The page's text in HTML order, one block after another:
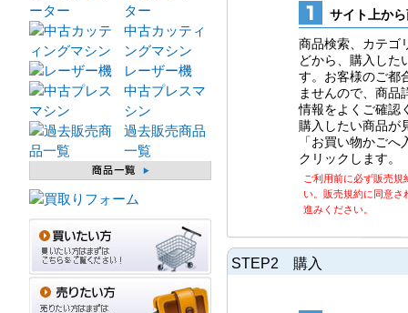
サイト上か
商品検索、カテゴ
どから、購入した
す。お客様のご都
ませんので、商品
情報をよくご確認
購入したい商品が
「お買い物かご
クリックします。
ご利用前に必ず販売規
い。販売規約に同意さ
進みください。
STEP2 購入
ター
中古カッティ
ングマシン
レーザー機
中古プレスマ
シン
過去販売商品
一覧